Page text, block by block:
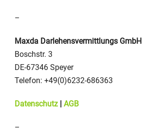
–
Maxda Darlehensvermittlungs GmbH
Boschstr. 3
DE-67346 Speyer
Telefon: +49(0)6232-686363
Datenschutz | AGB
–